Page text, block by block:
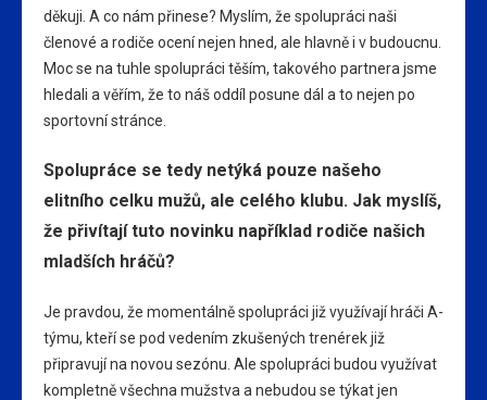
děkuji. A co nám přinese? Myslím, že spolupráci naši
členové a rodiče ocení nejen hned, ale hlavně i v budoucnu.
Moc se na tuhle spolupráci těším, takového partnera jsme
hledali a věřím, že to náš oddíl posune dál a to nejen po
sportovní stránce.
Spolupráce se tedy netýká pouze našeho
elitního celku mužů, ale celého klubu. Jak myslíš,
že přivítají tuto novinku například rodiče našich
mladších hráčů?
Je pravdou, že momentálně spolupráci již využívají hráči A-
týmu, kteří se pod vedením zkušených trenérek již
připravují na novou sezónu. Ale spolupráci budou využívat
kompletně všechna mužstva a nebudou se týkat jen